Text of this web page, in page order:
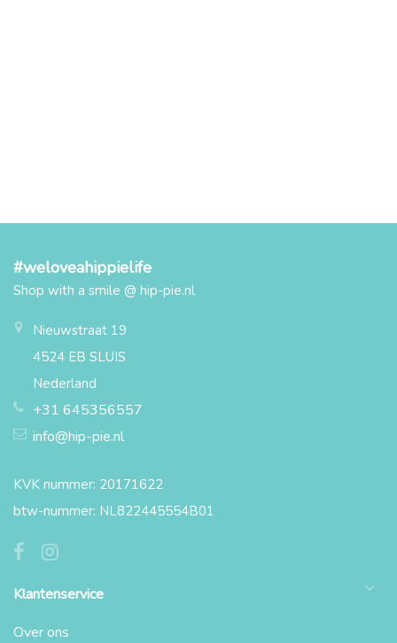
#weloveahippielife
Shop with a smile @ hip-pie.nl
Nieuwstraat 19
4524 EB SLUIS
Nederland
+31 645356557
info@hip-pie.nl
KVK nummer: 20171622
btw-nummer: NL822445554B01
Klantenservice
Over ons